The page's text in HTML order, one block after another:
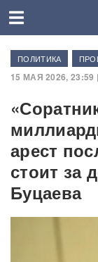
ПОЛИТИКА
15 МАЯ 2026, 23:59 |
арест
стоит за
Буцаева